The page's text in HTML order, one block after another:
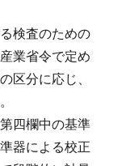
検査のための
業省令で定め
区分に応じ、
四欄中の基準
器による校正